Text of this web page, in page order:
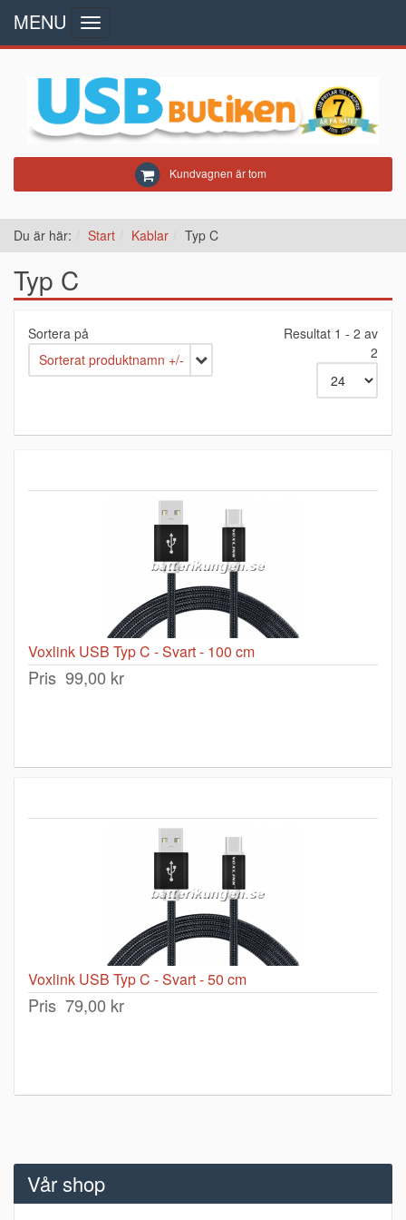
Kundvagnen är tom
MENU
Toggle
navigation
Du är här: Start Kablar Typ C
Typ C
Sortera på
Sorterat produktnamn +/-
Resultat 1 - 2 av
2
Voxlink USB Typ C - Svart - 100 cm
Pris 99,00 kr
Voxlink USB Typ C - Svart - 50 cm
Pris 79,00 kr
Vår shop